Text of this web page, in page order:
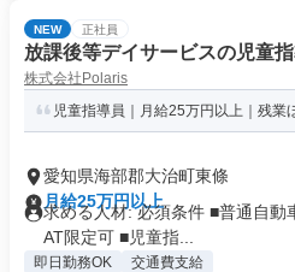
NEW 正社員
放課後等デイサービスの児童
株式会社Polaris
児童指導員｜月給25万円以上｜残業
愛知県海部郡大治町東條
月給25万円以上
求める人材: 必須条件 ■普通自
AT限定可 ■児童指...
即日勤務OK 交通費支給